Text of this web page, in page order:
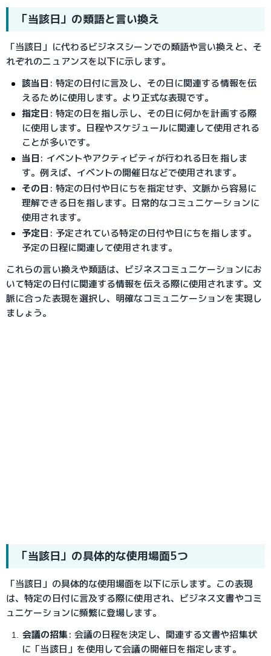
「当該日」の類語と言い換え
「当該日」に代わるビジネスシーンでの類語や言い換えと、そ
れぞれのニュアンスを以下に示します。
該当日 : 特定の日付に言及し、その日に関連する情報を伝
えるために使用します。より正式な表現です。
指定日 : 特定の日を指し示し、その日に何かを計画する際
に使用します。日程やスケジュールに関連して使用される
ことが多いです。
当日: イベントやアクティビティが行われる日を指しま
す。例えば、イベントの開催日などで使用されます。
その日 : 特定の日付や日にちを指定せず、文脈から容易に
理解できる日を指します。日常的なコミュニケーションに
使用されます。
予定日 : 予定されている特定の日付や日にちを指します。
予定の日程に関連して使用されます。
これらの言い換えや類語は、ビジネスコミュニケーションにお
いて特定の日付に関連する情報を伝える際に使用されます。文
脈に合った表現を選択し、明確なコミュニケーションを実現し
ましょう。
「当該日」の具体的な使用場面5つ
「当該日」の具体的な使用場面を以下に示します。この表現
は、特定の日付に言及する際に使用され、ビジネス文書やコミ
ュニケーションに頻繁に登場します。
会議の招集: 会議の日程を決定し、関連する文書や招集状
に「当該日」を使用して会議の開催日を指定します。